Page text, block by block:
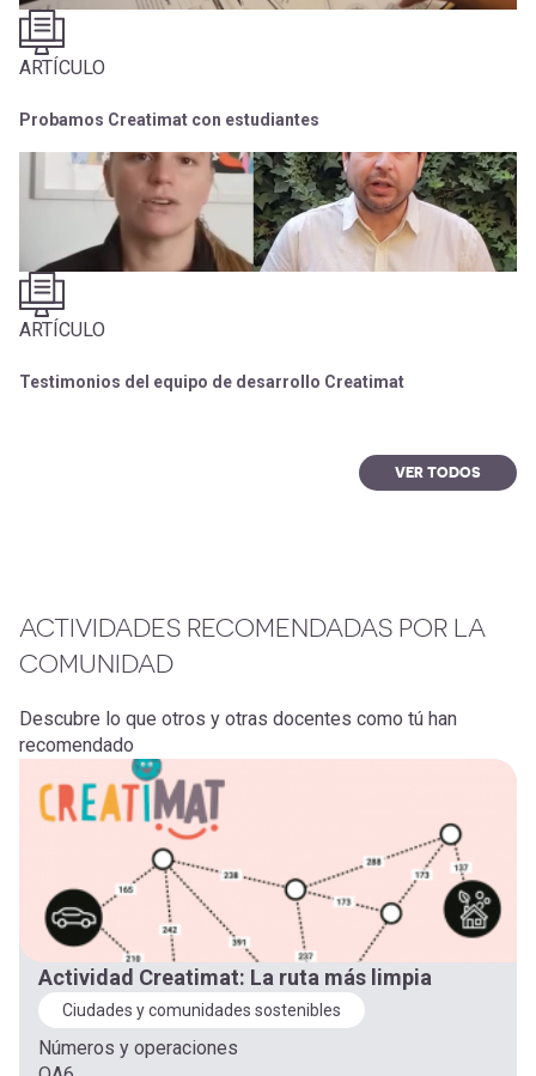
ARTÍCULO
Probamos Creatimat con estudiantes
ARTÍCULO
Testimonios del equipo de desarrollo Creatimat
VER TODOS
ACTIVIDADES RECOMENDADAS POR LA
COMUNIDAD
Descubre lo que otros y otras docentes como tú han
recomendado
Actividad Creatimat: La ruta más limpia
Ciudades y comunidades sostenibles
Números y operaciones